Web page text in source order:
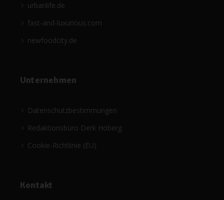
urbanlife.de
fast-and-luxurious.com
newfoodcity.de
Unternehmen
Datenschutzbestimmungen
Redaktionsbüro Derk Hoberg
Cookie-Richtlinie (EU)
Kontakt